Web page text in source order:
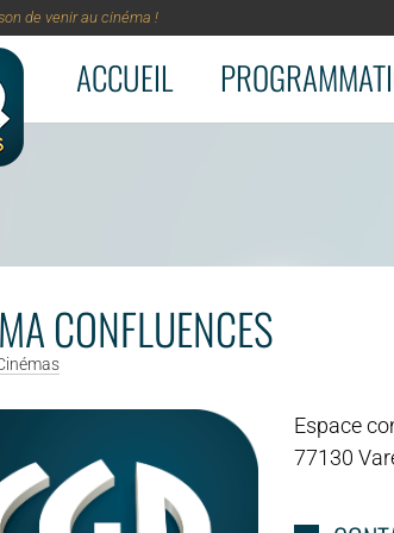
de venir au cinéma !
ACCUEIL
CONFLUENCES
Espace
77130